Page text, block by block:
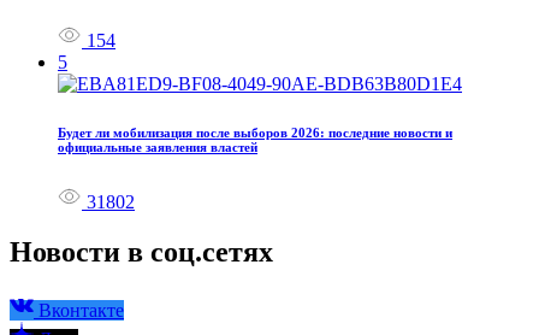
154
5
Будет ли мобилизация после выборов 2026: последние новости и
официальные заявления властей
31802
Новости в соц.сетях
Вконтакте